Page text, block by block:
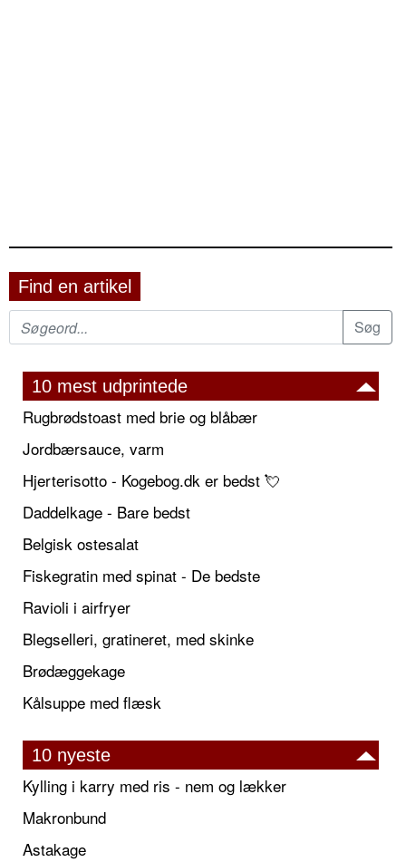
Find en artikel
10 mest udprintede
Rugbrødstoast med brie og blåbær
Jordbærsauce, varm
Hjerterisotto - Kogebog.dk er bedst 💘
Daddelkage - Bare bedst
Belgisk ostesalat
Fiskegratin med spinat - De bedste
Ravioli i airfryer
Blegselleri, gratineret, med skinke
Brødæggekage
Kålsuppe med flæsk
10 nyeste
Kylling i karry med ris - nem og lækker
Makronbund
Astakage